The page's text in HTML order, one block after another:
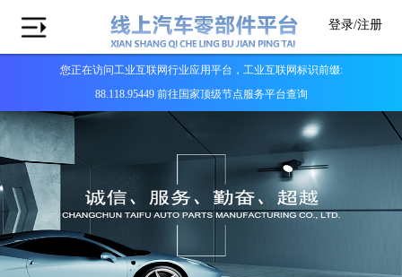
登录/注册
您正在访问工业互联网行业应用平台，工业互联网标识前缀:
88.118.95449 前往国家顶级节点服务平台查询